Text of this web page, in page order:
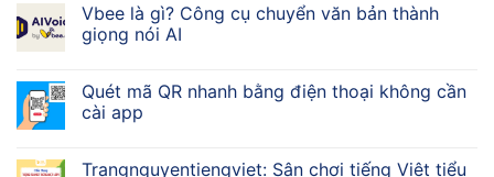
Vbee là gì? Công cụ chuyển văn bản thành
giọng nói AI
Quét mã QR nhanh bằng điện thoại không cần
cài app
Trangnguyentiengviet: Sân chơi tiếng Việt tiểu